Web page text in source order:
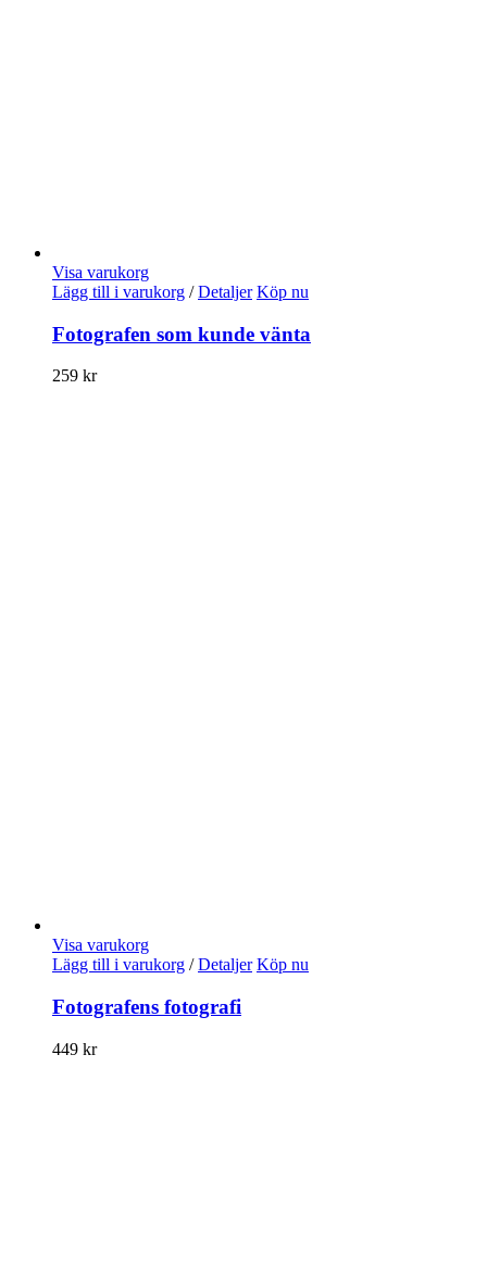
Visa varukorg
Lägg till i varukorg / Detaljer Köp nu
Fotografen som kunde vänta
259 kr
Visa varukorg
Lägg till i varukorg / Detaljer Köp nu
Fotografens fotografi
449 kr